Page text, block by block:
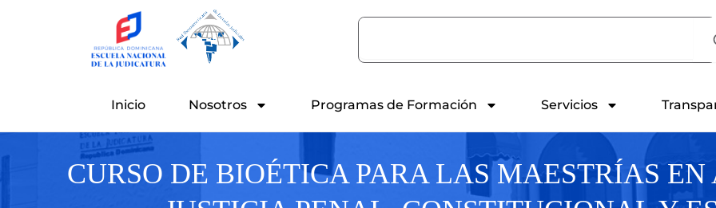
Search
Inicio Nosotros Programas de Formación Servicios
CURSO DE BIOÉTICA PARA LAS MAESTRÍAS